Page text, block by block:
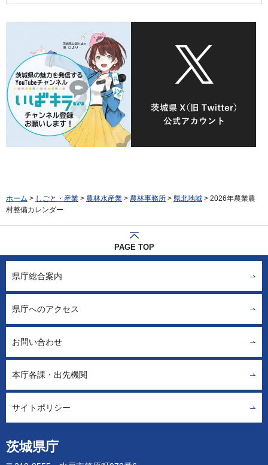
ホーム > しごと・産業 > 農林水産業 > 農林事務所 > 県北地域 > 2026年農業農
村整備カレンダー
PAGE TOP
茨城県庁
県庁総合案内
県庁へのアクセス
お問い合わせ
本庁各課・出先機関
サイトポリシー